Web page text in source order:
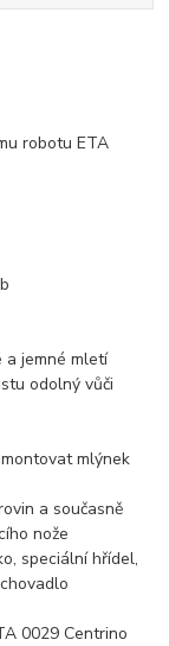
robotu ETA
a jemné mletí
odolný vůči
mlýnek
a současně
nože
speciální hřídel,
0029 Centrino